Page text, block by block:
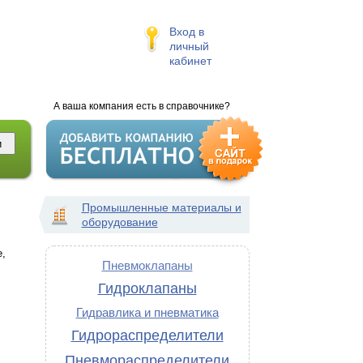
Вход в
личный
кабинет
А ваша компания есть в справочнике?
Промышленные материалы и
оборудование
Пневмоклапаны
Гидроклапаны
Гидравлика и пневматика
Гидрораспределители